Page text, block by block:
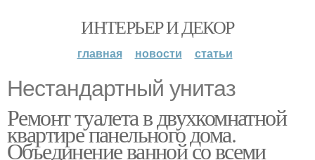
ИНТЕРЬЕР И ДЕКОР
главная новости статьи
Нестандартный унитаз
Ремонт туалета в двухкомнатной
квартире панельного дома.
Объединение ванной со всеми